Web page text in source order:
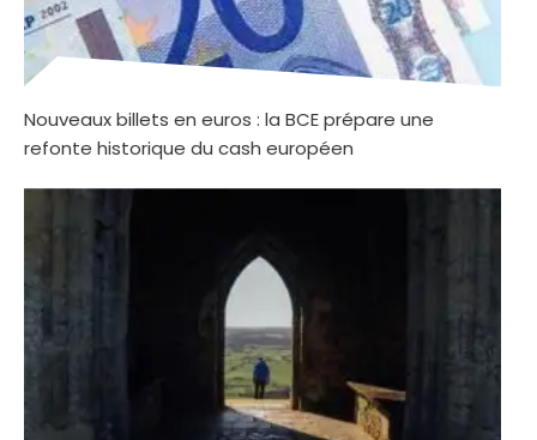
Nouveaux billets en euros : la BCE prépare une
refonte historique du cash européen